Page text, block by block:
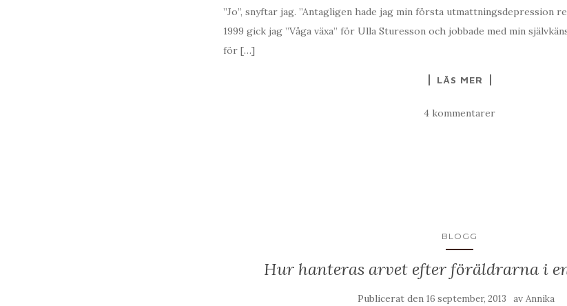
”Jo”, snyftar jag. ”Antagligen hade jag min första utmattningsdepression
1999 gick jag ”Våga växa” för Ulla Sturesson och jobbade med min
för […]
LÄS MER
4 kommentarer
BLOGG
Hur hanteras arvet efter föräldrarna i
Publicerat den 16 september, 2013 av Annika